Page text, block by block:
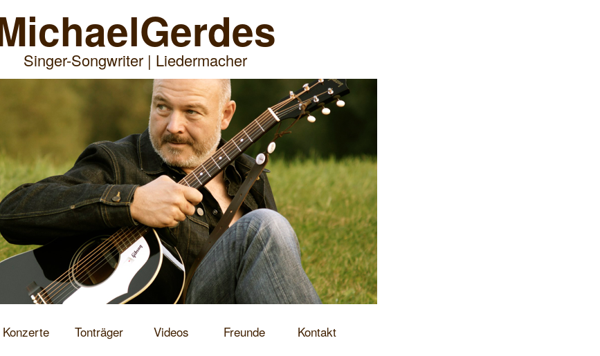
Gerdes
Singer-Songwriter | Liedermacher
Konzerte Tonträger Videos Freunde Kontakt